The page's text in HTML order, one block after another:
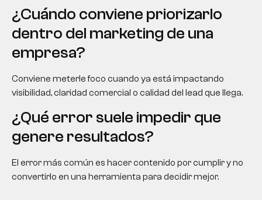
¿Cuándo conviene priorizarlo
dentro del marketing de una
empresa?
Conviene meterle foco cuando ya está impactando
visibilidad, claridad comercial o calidad del lead que llega.
¿Qué error suele impedir que
genere resultados?
El error más común es hacer contenido por cumplir y no
convertirlo en una herramienta para decidir mejor.